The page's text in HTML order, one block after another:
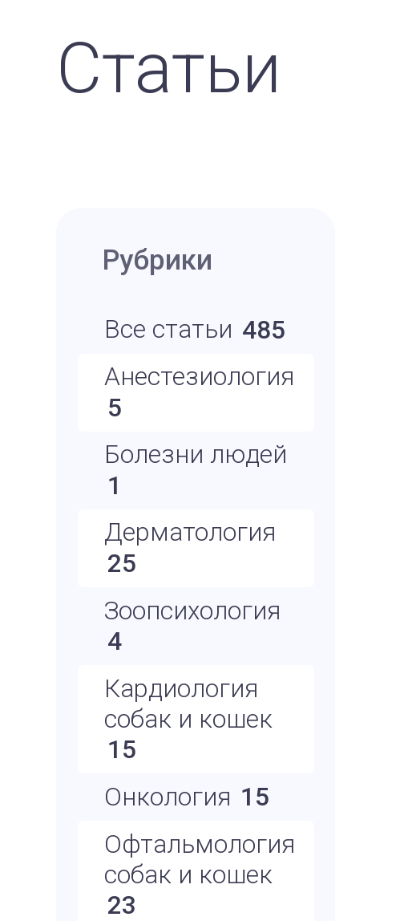
Статьи
Рубрики
Все статьи 485
Анестезиология
5
Болезни людей
1
Дерматология
25
Зоопсихология
4
Кардиология
собак и кошек
15
Онкология 15
Офтальмология
собак и кошек
23